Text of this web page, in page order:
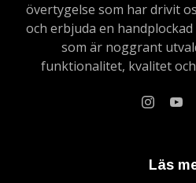
övertygelse som har drivit
och erbjuda en
som är noggrant
funktionalitet, kvalitet
Läs